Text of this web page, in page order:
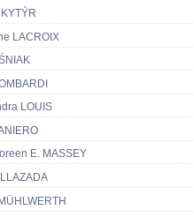
LACROIX
LOUIS
E. MASSEY